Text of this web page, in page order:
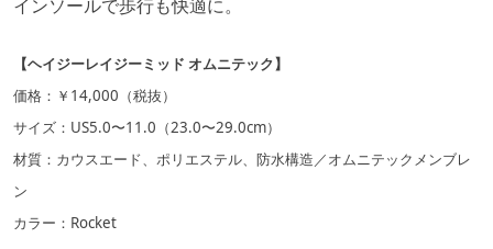
インソールで歩行も快適に。
【ヘイジーレイジーミッド オムニテック】
価格：￥14,000（税抜）
サイズ：US5.0〜11.0（23.0〜29.0cm）
材質：カウスエード、ポリエステル、防水構造／オムニテックメンブレ
ン
カラー：Rocket